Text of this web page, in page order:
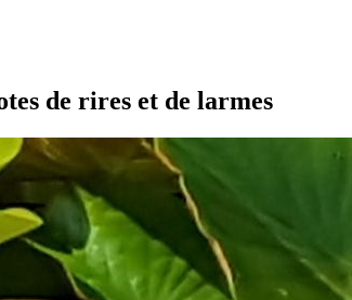
de rires et de larmes